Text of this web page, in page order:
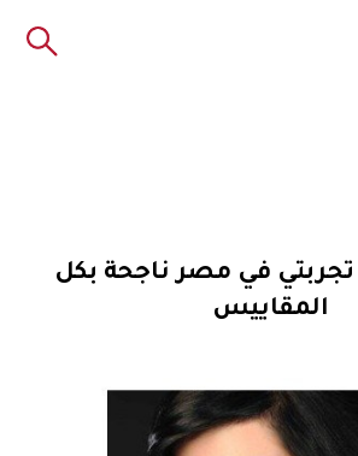
في مصر ناجحة بكل
المقاييس